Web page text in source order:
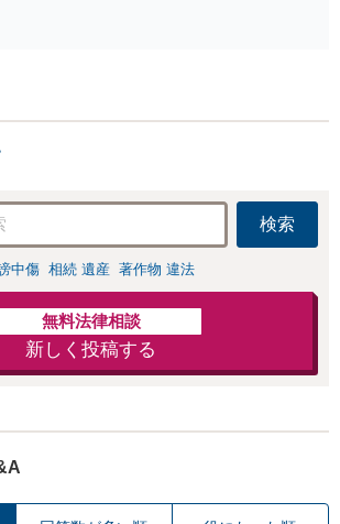
可能【初回相談無
検索
中傷 相続 遺産 著作物 違法
無料法律相談
新しく投稿する